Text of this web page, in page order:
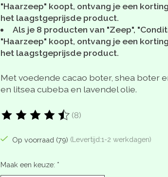
"Haarzeep" koopt, ontvang je een
het laagstgeprijsde product.
Als je 8 producten van "Zeep",
"Haarzeep" koopt, ontvang je een
het laagstgeprijsde product.
Met voedende cacao boter, shea boter
en litsea cubeba en lavendel olie.
De beoordeling van dit product is
(8)
Op voorraad (79) (Levertijd:1-2 werkdagen)
Maak een keuze: *